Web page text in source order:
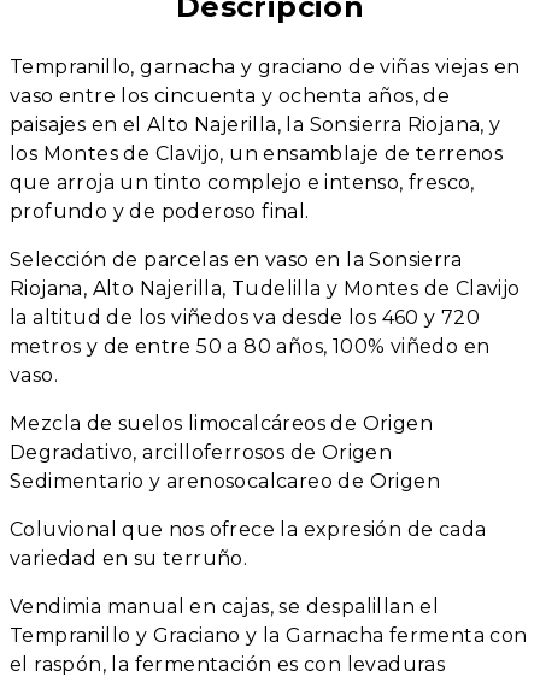
Tempranillo, garnacha y graciano de viñas viejas en
vaso entre los cincuenta y ochenta años, de
paisajes en el Alto Najerilla, la Sonsierra Riojana, y
los Montes de Clavijo, un ensamblaje de terrenos
que arroja un tinto complejo e intenso, fresco,
profundo y de poderoso final.
Selección de parcelas en vaso en la Sonsierra
Riojana, Alto Najerilla, Tudelilla y Montes de Clavijo
la altitud de los viñedos va desde los 460 y 720
metros y de entre 50 a 80 años, 100% viñedo en
vaso.
Mezcla de suelos limocalcáreos de Origen
Degradativo, arcilloferrosos de Origen
Sedimentario y arenosocalcareo de Origen
Coluvional que nos ofrece la expresión de cada
variedad en su terruño.
Vendimia manual en cajas, se despalillan el
Tempranillo y Graciano y la Garnacha fermenta con
el raspón, la fermentación es con levaduras